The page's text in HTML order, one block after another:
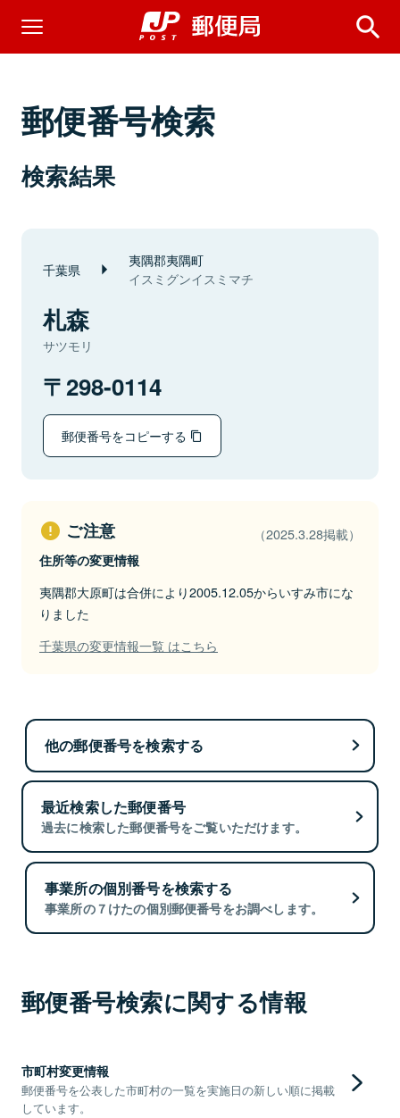
郵便番号検索
検索結果
千葉県 夷隅郡夷隅町
イスミグンイスミマチ
札森
サツモリ
298-0114
郵便番号をコピーする
ご注意 （2025.3.28掲載）
住所等の変更情報
夷隅郡大原町は合併により2005.12.05からいすみ市にな
りました
千葉県の変更情報一覧 はこちら
他の郵便番号を検索する
最近検索した郵便番号
過去に検索した郵便番号をご覧いただけます。
事業所の個別番号を検索する
事業所の７けたの個別郵便番号をお調べします。
郵便番号検索に関する情報
市町村変更情報
郵便番号を公表した市町村の一覧を実施日の新しい順に掲載
しています。